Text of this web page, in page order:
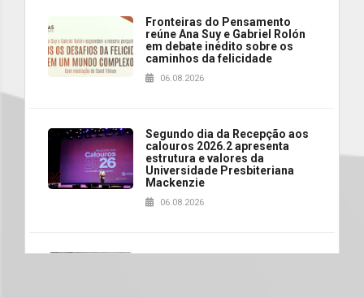
Fronteiras do Pensamento
reúne Ana Suy e Gabriel Rolón
em debate inédito sobre os
caminhos da felicidade
06.08.2026
Segundo dia da Recepção aos
calouros 2026.2 apresenta
estrutura e valores da
Universidade Presbiteriana
Mackenzie
06.08.2026